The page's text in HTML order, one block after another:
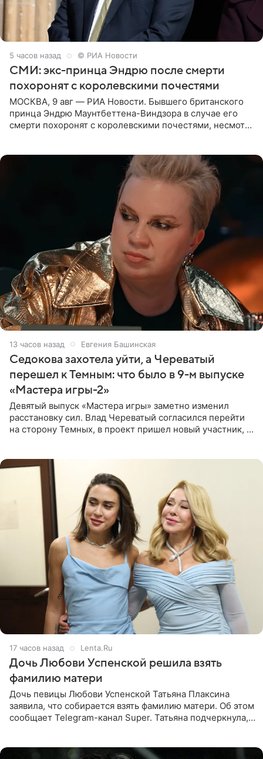
5 часов назад © РИА Новости
СМИ: экс-принца Эндрю после смерти
похоронят с королевскими почестями
МОСКВА, 9 авг — РИА Новости. Бывшего британского
принца Эндрю Маунтбеттена-Виндзора в случае его
смерти похоронят с королевскими почестями, несмотря
13 часов назад Евгения Башинская
Седокова захотела уйти, а Череватый
перешел к Темным: что было в 9-м выпуске
«Мастера игры-2»
Девятый выпуск «Мастера игры» заметно изменил
расстановку сил. Влад Череватый согласился перейти
на сторону Темных, в проект пришел новый участник, а
17 часов назад Lenta.Ru
Дочь Любови Успенской решила взять
фамилию матери
Дочь певицы Любови Успенской Татьяна Плаксина
заявила, что собирается взять фамилию матери. Об этом
сообщает Telegram-канал Super. Татьяна подчеркнула,